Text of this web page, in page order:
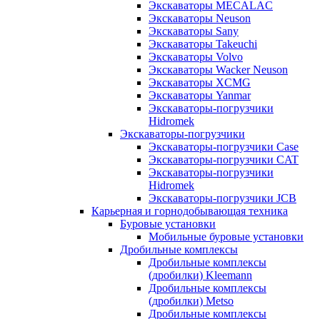
Экскаваторы MECALAC
Экскаваторы Neuson
Экскаваторы Sany
Экскаваторы Takeuchi
Экскаваторы Volvo
Экскаваторы Wacker Neuson
Экскаваторы XCMG
Экскаваторы Yanmar
Экскаваторы-погрузчики
Hidromek
Экскаваторы-погрузчики
Экскаваторы-погрузчики Case
Экскаваторы-погрузчики CAT
Экскаваторы-погрузчики
Hidromek
Экскаваторы-погрузчики JCB
Карьерная и горнодобывающая техника
Буровые установки
Мобильные буровые установки
Дробильные комплексы
Дробильные комплексы
(дробилки) Kleemann
Дробильные комплексы
(дробилки) Metso
Дробильные комплексы